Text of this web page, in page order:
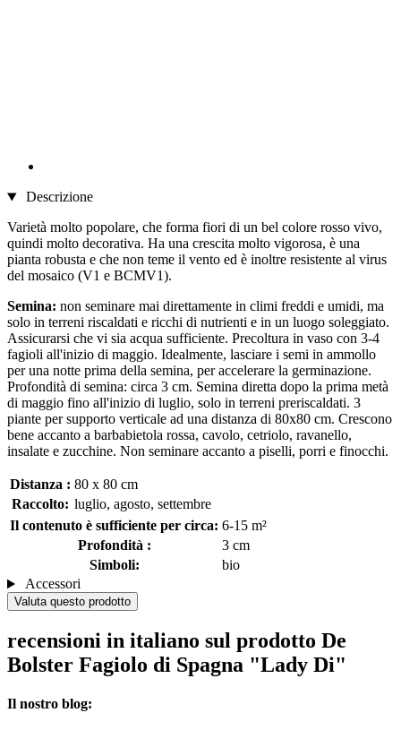
Descrizione
Varietà molto popolare, che forma fiori di un bel colore rosso vivo,
quindi molto decorativa. Ha una crescita molto vigorosa, è una
pianta robusta e che non teme il vento ed è inoltre resistente al virus
del mosaico (V1 e BCMV1).
Semina: non seminare mai direttamente in climi freddi e umidi, ma
solo in terreni riscaldati e ricchi di nutrienti e in un luogo soleggiato.
Assicurarsi che vi sia acqua sufficiente. Precoltura in vaso con 3-4
fagioli all'inizio di maggio. Idealmente, lasciare i semi in ammollo
per una notte prima della semina, per accelerare la germinazione.
Profondità di semina: circa 3 cm. Semina diretta dopo la prima metà
di maggio fino all'inizio di luglio, solo in terreni preriscaldati. 3
piante per supporto verticale ad una distanza di 80x80 cm. Crescono
bene accanto a barbabietola rossa, cavolo, cetriolo, ravanello,
insalate e zucchine. Non seminare accanto a piselli, porri e finocchi.
Distanza : 80 x 80 cm
Raccolto: luglio, agosto, settembre
Il contenuto è sufficiente per circa: 6-15 m²
Profondità :
3 cm
Simboli:
bio
Accessori
Valuta questo prodotto
recensioni in italiano sul prodotto De
Bolster Fagiolo di Spagna "Lady Di"
Il nostro blog: